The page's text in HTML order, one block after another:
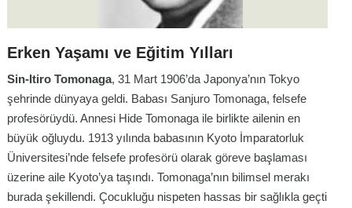
Erken Yaşamı ve Eğitim Yılları
Sin-Itiro Tomonaga, 31 Mart 1906’da Japonya’nın Tokyo
şehrinde dünyaya geldi. Babası Sanjuro Tomonaga, felsefe
profesörüydü. Annesi Hide Tomonaga ile birlikte ailenin en
büyük oğluydu. 1913 yılında babasının Kyoto İmparatorluk
Üniversitesi’nde felsefe profesörü olarak göreve başlaması
üzerine aile Kyoto’ya taşındı. Tomonaga’nın bilimsel merakı
burada şekillendi. Çocukluğu nispeten hassas bir sağlıkla geçti